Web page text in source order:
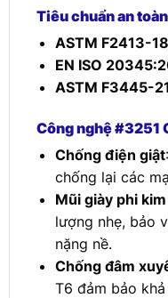
Tiêu chuẩn an toàn
ASTM F2413-
EN ISO
ASTM F3445-
Công nghệ #3251
Chống điện giật
chống lại các
Mũi giày phi
lượng nhẹ, bảo
nặng nề.
Chống đâm
T6 đảm bảo